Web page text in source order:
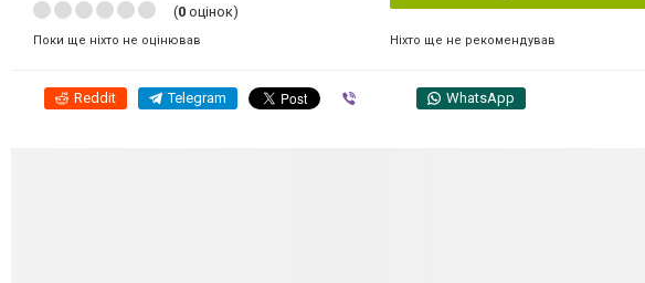
(0 оцінок)
Поки ще ніхто не оцінював Ніхто ще не рекомендував
Reddit Telegram WhatsApp